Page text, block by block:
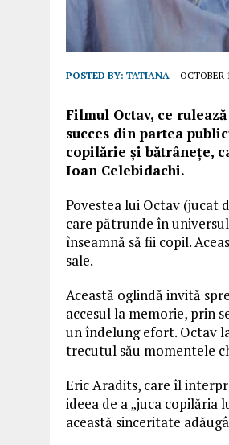
POSTED BY: TATIANA OCTOBER
Filmul Octav, ce
succes din partea
copilărie și bătrânețe,
Ioan Celebidachi.
Povestea lui Octav (jucat
care pătrunde în
înseamnă să fii copil.
sale.
Această oglindă invită
accesul la memorie, prin
un îndelung efort. Octav
trecutul său momentele
Eric Aradits, care îl
ideea de a „juca copilăria
această sinceritate